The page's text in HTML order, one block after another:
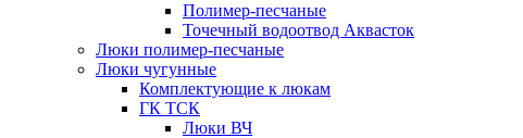
Полимер-песчаные
Точечный водоотвод Аквасток
Люки полимер-песчаные
Люки чугунные
Комплектующие к люкам
ГК ТСК
Люки ВЧ